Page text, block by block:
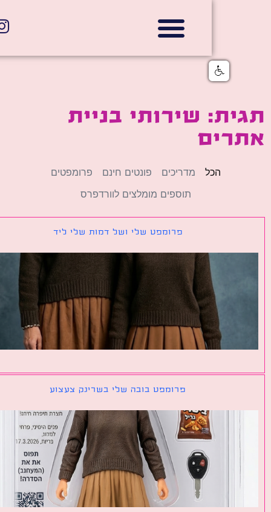
שירותי בניית
מדריכים פונטים חינם
פרומפטים
תוספים מומלצים לוורדפרס
פרומפט שלי ושל דמות שלי ליד
פרומפט בובה שלי בשרינק צעצוע